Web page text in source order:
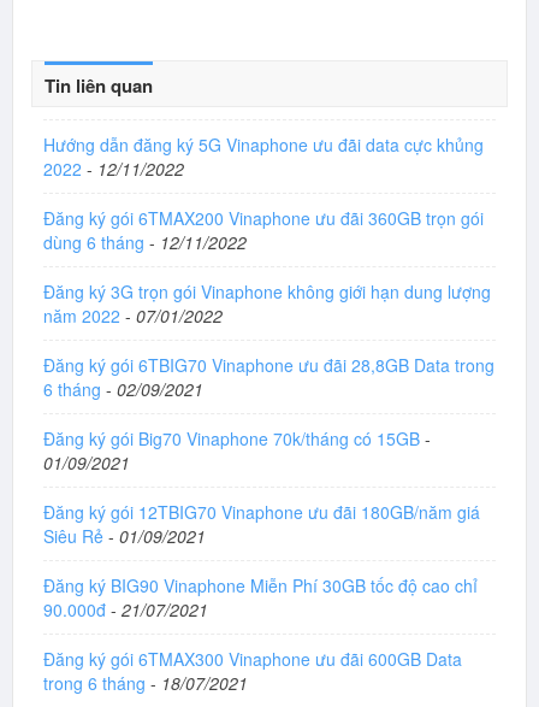
Tin liên quan
Hướng dẫn đăng ký 5G Vinaphone ưu đãi data cực khủng
2022 - 12/11/2022
Đăng ký gói 6TMAX200 Vinaphone ưu đãi 360GB trọn gói
dùng 6 tháng - 12/11/2022
Đăng ký 3G trọn gói Vinaphone không giới hạn dung lượng
năm 2022 - 07/01/2022
Đăng ký gói 6TBIG70 Vinaphone ưu đãi 28,8GB Data trong
6 tháng - 02/09/2021
Đăng ký gói Big70 Vinaphone 70k/tháng có 15GB -
01/09/2021
Đăng ký gói 12TBIG70 Vinaphone ưu đãi 180GB/năm giá
Siêu Rẻ - 01/09/2021
Đăng ký BIG90 Vinaphone Miễn Phí 30GB tốc độ cao chỉ
90.000đ - 21/07/2021
Đăng ký gói 6TMAX300 Vinaphone ưu đãi 600GB Data
trong 6 tháng - 18/07/2021